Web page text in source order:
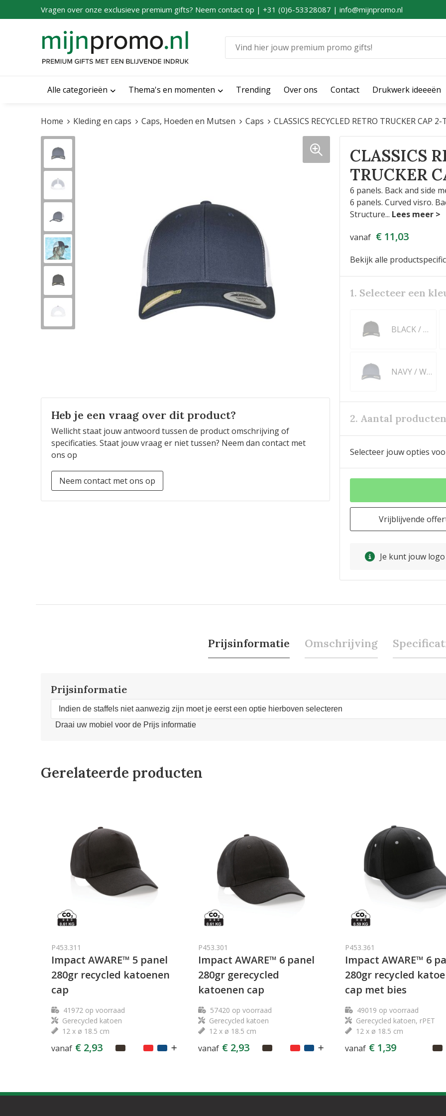
Vragen over onze exclusieve premium gifts? Neem contact op | +31 (0)6-53328087 | info@mijnpromo.nl
Alle categorieën Thema's en momenten Trending Over ons Contact Drukwerk ideeeën
Home Kleding en caps Caps, Hoeden en Mutsen Caps CLASSICS RECYCLED RETRO TRUCKER CAP 2-
Heb je een vraag over dit product?
Wellicht staat jouw antwoord tussen de product omschrijving of
specificaties. Staat jouw vraag er niet tussen? Neem dan contact met
ons op
Neem contact met ons op
CLASSICS
TRUCKER
6 panels. Back and side
6 panels. Curved visro.
Structure...
vanaf € 11,03
Bekijk alle
1. Selecteer een
BLACK / WHITE
NAVY / WHITE
2. Aantal producten
Selecteer jouw opties
Vrijblijvende
Je kunt jouw
Prijsinformatie Omschrijving
Prijsinformatie
Indien de staffels niet aanwezig zijn moet je eerst een optie hierboven selecteren
Draai uw mobiel voor de Prijs informatie
Gerelateerde producten
P453.311
Impact AWARE™ 5 panel
280gr recycled katoenen
cap
41972op voorraad
Gerecycled katoen
12 x ø 18.5 cm
vanaf € 2,93
P453.301
Impact AWARE™ 6 panel
280gr gerecycled
katoenen cap
57420 op voorraad
Gerecycled katoen
12 x ø 18.5 cm
vanaf € 2,93
P453.361
Impact AWARE™ 6
280gr recycled
cap met bies
49019 op voorraad
Gerecycled katoen, rPET
12 x ø 18.5 cm
vanaf € 1,39